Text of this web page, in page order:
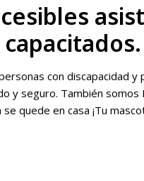
con discapacidad y
y seguro. También somos
quede en casa ¡Tu